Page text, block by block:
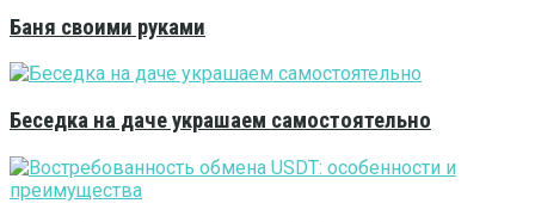
Баня своими руками
Беседка на даче украшаем самостоятельно